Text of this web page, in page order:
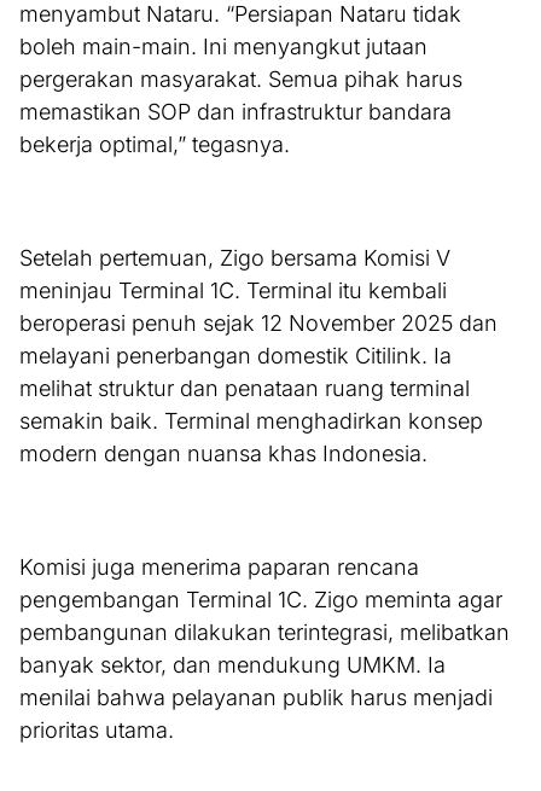
menyambut Nataru. “Persiapan Nataru tidak
boleh main-main. Ini menyangkut jutaan
pergerakan masyarakat. Semua pihak harus
memastikan SOP dan infrastruktur bandara
bekerja optimal,” tegasnya.
Setelah pertemuan, Zigo bersama Komisi V
meninjau Terminal 1C. Terminal itu kembali
beroperasi penuh sejak 12 November 2025 dan
melayani penerbangan domestik Citilink. Ia
melihat struktur dan penataan ruang terminal
semakin baik. Terminal menghadirkan konsep
modern dengan nuansa khas Indonesia.
Komisi juga menerima paparan rencana
pengembangan Terminal 1C. Zigo meminta agar
pembangunan dilakukan terintegrasi, melibatkan
banyak sektor, dan mendukung UMKM. Ia
menilai bahwa pelayanan publik harus menjadi
prioritas utama.